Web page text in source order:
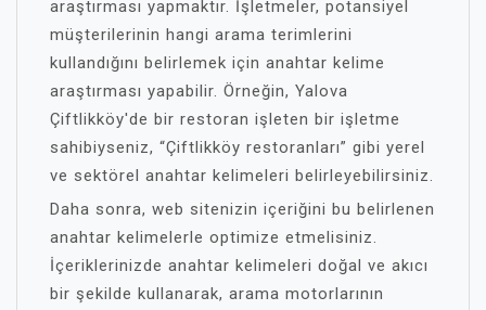
araştırması yapmaktır. İşletmeler, potansiyel
müşterilerinin hangi arama terimlerini
kullandığını belirlemek için anahtar kelime
araştırması yapabilir. Örneğin, Yalova
Çiftlikköy'de bir restoran işleten bir işletme
sahibiyseniz, “Çiftlikköy restoranları” gibi yerel
ve sektörel anahtar kelimeleri belirleyebilirsiniz.
Daha sonra, web sitenizin içeriğini bu belirlenen
anahtar kelimelerle optimize etmelisiniz.
İçeriklerinizde anahtar kelimeleri doğal ve akıcı
bir şekilde kullanarak, arama motorlarının